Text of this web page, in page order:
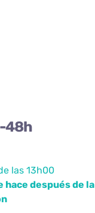
48h
las 13h00
después de la